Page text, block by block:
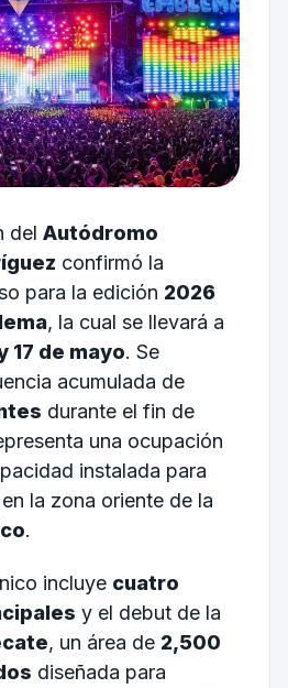
del Autódromo
confirmó la
para la edición 2026
, la cual se llevará a
17 de mayo. Se
acumulada de
durante el fin de
una ocupación
instalada para
la zona oriente de la
.
incluye cuatro
y el debut de la
, un área de 2,500
diseñada para